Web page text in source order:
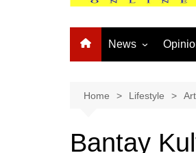
News
National News
Provincial News
Home Lifestyle
Bantay